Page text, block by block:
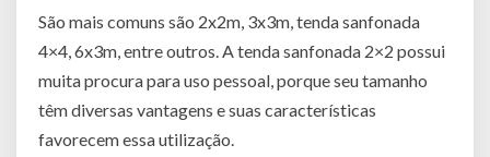
São mais comuns são 2x2m, 3x3m, tenda sanfonada
4×4, 6x3m, entre outros. A tenda sanfonada 2×2 possui
muita procura para uso pessoal, porque seu tamanho
têm diversas vantagens e suas características
favorecem essa utilização.